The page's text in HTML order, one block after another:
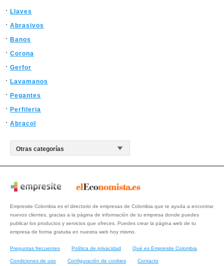
Llaves
Abrasivos
Banos
Corona
Gerfor
Lavamanos
Pegantes
Perfileria
Abracol
Empresite Colombia es el directorio de empresas de Colombia que te ayuda a encontrar
nuevos clientes, gracias a la página de información de tu empresa donde puedes
publicar los productos y servicios que ofreces. Puedes crear la página web de tu
empresa de forma gratuita en nuestra web hoy mismo.
Preguntas frecuentes Política de privacidad Qué es Empresite Colombia
Condiciones de uso Configuración de cookies Contacto